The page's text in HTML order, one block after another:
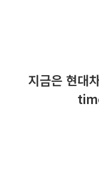
지금은 현대